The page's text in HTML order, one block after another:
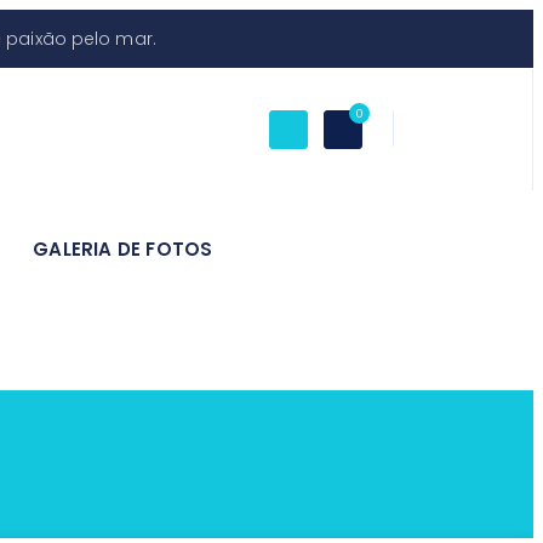
pelo mar.
0
GALERIA DE FOTOS